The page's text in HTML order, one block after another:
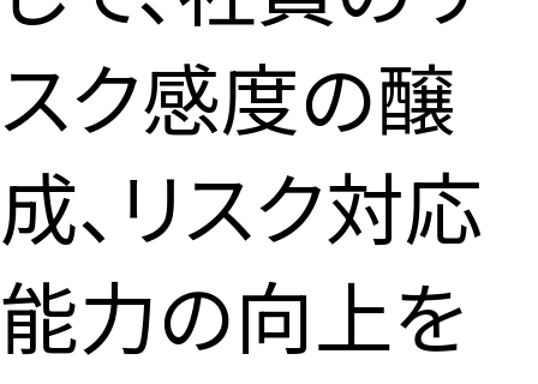
スク感度の醸
成、リスク対応
能力の向上を